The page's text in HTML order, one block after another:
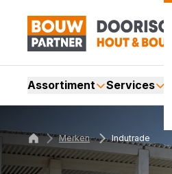
Assortiment Services
Merken Indutrade